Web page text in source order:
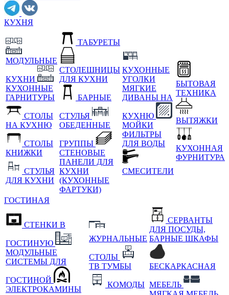
КУХНЯ
МОДУЛЬНЫЕ
КУХНИ
КУХОННЫЕ
ГАРНИТУРЫ
СТОЛЫ
НА КУХНЮ
СТОЛЫ
КНИЖКИ
СТУЛЬЯ
ДЛЯ КУХНИ
ТАБУРЕТЫ
СТОЛЕШНИЦЫ
ДЛЯ КУХНИ
БАРНЫЕ
СТУЛЬЯ
ОБЕДЕННЫЕ
ГРУППЫ
СТЕНОВЫЕ
ПАНЕЛИ ДЛЯ
КУХНИ
(КУХОННЫЕ
ФАРТУКИ)
КУХОННЫЕ
УГОЛКИ
МЯГКИЕ
ДИВАНЫ НА
КУХНЮ
МОЙКИ
ФИЛЬТРЫ
ДЛЯ ВОДЫ
СМЕСИТЕЛИ
БЫТОВАЯ
ТЕХНИКА
ВЫТЯЖКИ
КУХОННАЯ
ФУРНИТУРА
ГОСТИНАЯ
СТЕНКИ В
ГОСТИНУЮ
МОДУЛЬНЫЕ
СИСТЕМЫ ДЛЯ
ГОСТИНОЙ
ЭЛЕКТРОКАМИНЫ
ЖУРНАЛЬНЫЕ
СТОЛЫ
ТВ ТУМБЫ
КОМОДЫ
СЕРВАНТЫ
ДЛЯ ПОСУДЫ,
БАРНЫЕ ШКАФЫ
БЕСКАРКАСНАЯ
МЕБЕЛЬ